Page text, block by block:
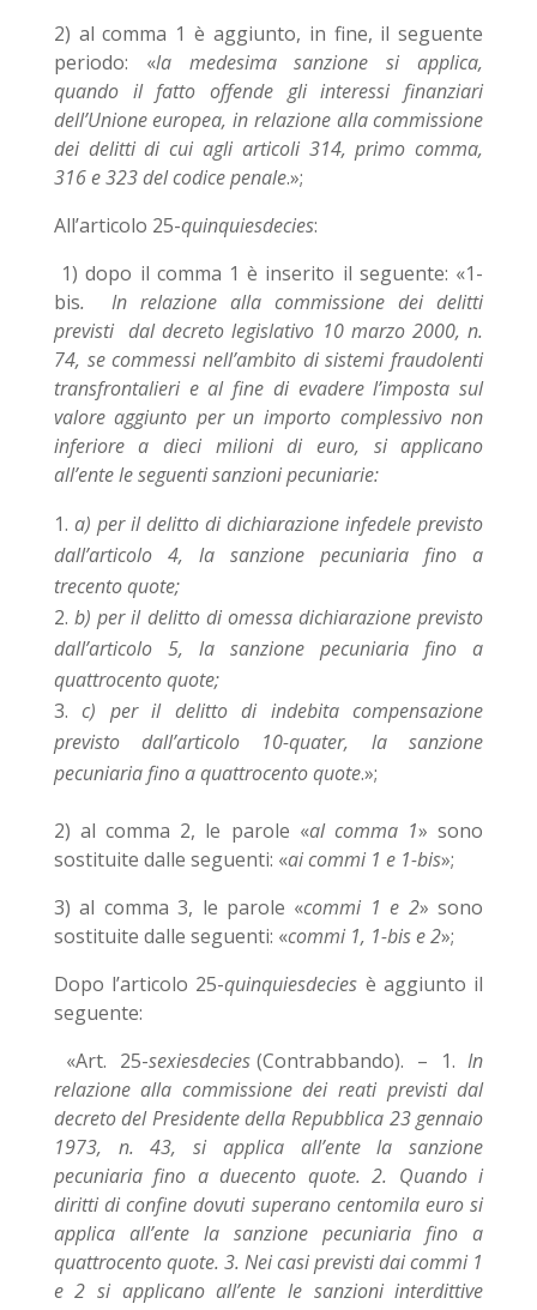
2) al comma 1 è aggiunto, in fine, il seguente
periodo: «la medesima sanzione si applica,
quando il fatto offende gli interessi finanziari
dell’Unione europea, in relazione alla commissione
dei delitti di cui agli articoli 314, primo comma,
316 e 323 del codice penale.»;
All’articolo 25-quinquiesdecies:
1) dopo il comma 1 è inserito il seguente: «1-
bis. In relazione alla commissione dei delitti
previsti dal decreto legislativo 10 marzo 2000, n.
74, se commessi nell’ambito di sistemi fraudolenti
transfrontalieri e al fine di evadere l’imposta sul
valore aggiunto per un importo complessivo non
inferiore a dieci milioni di euro, si applicano
all’ente le seguenti sanzioni pecuniarie:
a) per il delitto di dichiarazione infedele previsto
dall’articolo 4, la sanzione pecuniaria fino a
trecento quote;
b) per il delitto di omessa dichiarazione previsto
dall’articolo 5, la sanzione pecuniaria fino a
quattrocento quote;
c) per il delitto di indebita compensazione
previsto dall’articolo 10-quater, la sanzione
pecuniaria fino a quattrocento quote.»;
2) al comma 2, le parole «al comma 1» sono
sostituite dalle seguenti: «ai commi 1 e 1-bis»;
3) al comma 3, le parole «commi 1 e 2» sono
sostituite dalle seguenti: «commi 1, 1-bis e 2»;
Dopo l’articolo 25-quinquiesdecies è aggiunto il
seguente:
«Art. 25-sexiesdecies (Contrabbando). – 1.In
relazione alla commissione dei reati previsti dal
decreto del Presidente della Repubblica 23 gennaio
1973, n. 43, si applica all’ente la sanzione
pecuniaria fino a duecento quote. 2. Quando i
diritti di confine dovuti superano centomila euro si
applica all’ente la sanzione pecuniaria fino a
quattrocento quote. 3. Nei casi previsti dai commi 1
e 2 si applicano all’ente le sanzioni interdittive